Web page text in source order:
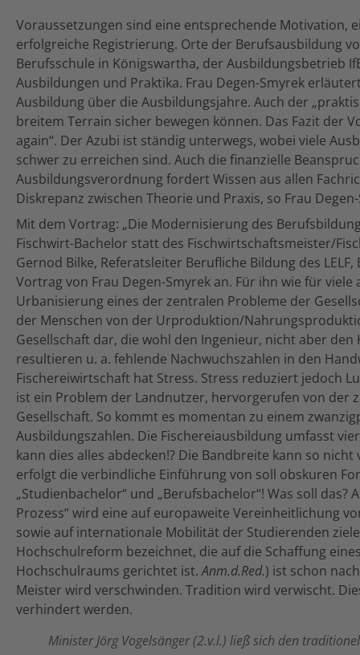
Voraussetzungen sind eine entsprechende Motivation,
erfolgreiche Registrierung. Orte der Berufsausbildung
Berufsschule in Königswartha, der Ausbildungsbetrieb
Ausbildungen und Praktika. Frau Degen-Smyrek
Ausbildung über die Ausbildungsjahre. Auch der
breitem Terrain sicher bewegen können. Das Fazit der
again“. Der Azubi ist ständig unterwegs, wobei viele
schwer zu erreichen sind. Auch die finanzielle
Ausbildungsverordnung fordert Wissen aus allen
Diskrepanz zwischen Theorie und Praxis, so Frau
Mit dem Vortrag: „Die Modernisierung des
Fischwirt-Bachelor statt des Fischwirtschaftsmeister/
Gernod Bilke, Referatsleiter Berufliche Bildung des
Vortrag von Frau Degen-Smyrek an. Für ihn wie für
Urbanisierung eines der zentralen Probleme der
der Menschen von der Urproduktion/
Gesellschaft dar, die wohl den Ingenieur, nicht aber
resultieren u. a. fehlende Nachwuchszahlen in den
Fischereiwirtschaft hat Stress. Stress reduziert jedoch
ist ein Problem der Landnutzer, hervorgerufen von der
Gesellschaft. So kommt es momentan zu einem
Ausbildungszahlen. Die Fischereiausbildung umfasst
kann dies alles abdecken!? Die Bandbreite kann so
erfolgt die verbindliche Einführung von soll obskuren
„Studienbachelor“ und „Berufsbachelor“! Was soll das?
Prozess“ wird eine auf europaweite Vereinheitlichung
sowie auf internationale Mobilität der Studierenden
Hochschulreform bezeichnet, die auf die Schaffung
Hochschulraums gerichtet ist. Anm.d.Red.) ist schon
Meister wird verschwinden. Tradition wird verwischt.
verhindert werden.
Minister Jörg Vogelsänger (2.v.l.) ließ sich den